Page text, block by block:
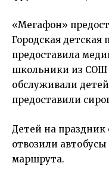
«Мегафон»
Городская
предоставила
школьники из
обслуживали
предоставили
Детей на праздник
отвозили
маршрута.